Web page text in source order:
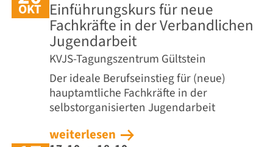
OKT Einführungskurs für neue
Fachkräfte in der Verbandlichen
Jugendarbeit
KVJS-Tagungszentrum Gültstein
Der ideale Berufseinstieg für (neue)
hauptamtliche Fachkräfte in der
selbstorganisierten Jugendarbeit
weiterlesen